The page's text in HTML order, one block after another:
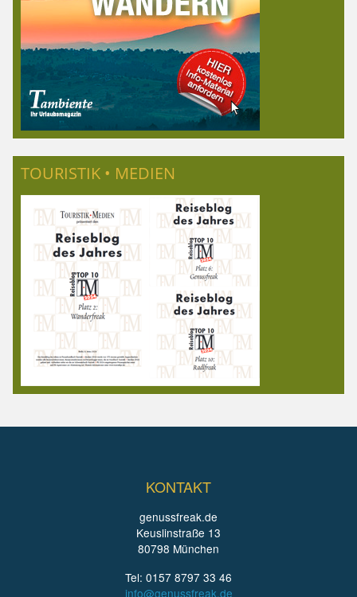
TOURISTIK • MEDIEN
KONTAKT
genussfreak.de
Keuslinstraße 13
80798 München
Tel: 0157 8797 33 46
info@genussfreak.de